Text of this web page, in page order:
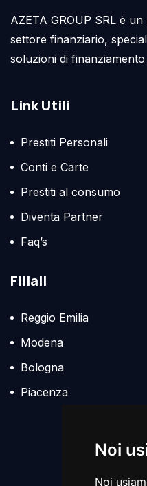
Noi
Noi
AZETA GROUP SRL è
settore finanziario,
soluzioni di
Link Utili
Prestiti Personali
Conti e Carte
Prestiti al consumo
Diventa Partner
Faq’s
Filiali
Reggio Emilia
Modena
Bologna
Piacenza